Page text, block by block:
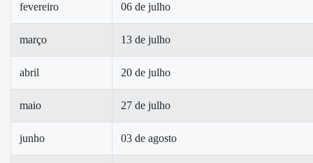
fevereiro 06 de julho
março 13 de julho
abril 20 de julho
maio 27 de julho
junho 03 de agosto